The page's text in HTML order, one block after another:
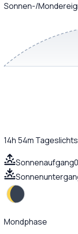
Sonnen-/
14h 54m
Sonnenaufgang
Mondphase